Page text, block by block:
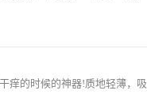
痒的时候的神器!质地轻薄，